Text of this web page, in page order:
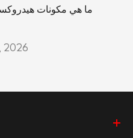
ما هي مكونات
2026